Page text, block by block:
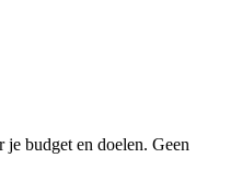
je budget en doelen. Geen